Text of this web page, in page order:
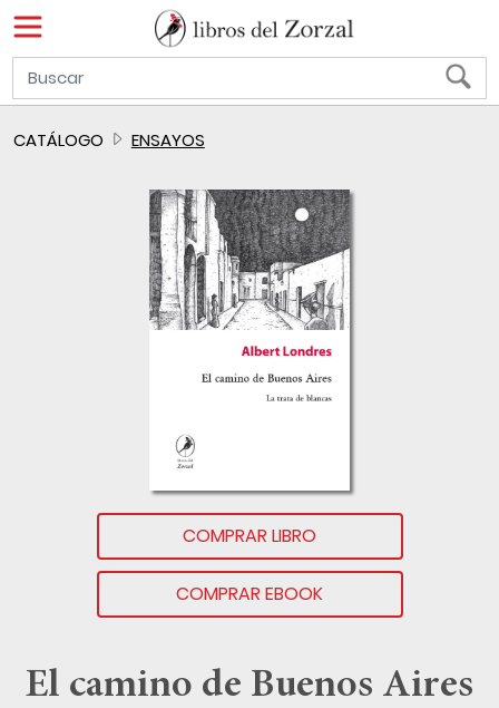
CATÁLOGO ENSAYOS
COMPRAR LIBRO
COMPRAR EBOOK
El camino de Buenos Aires